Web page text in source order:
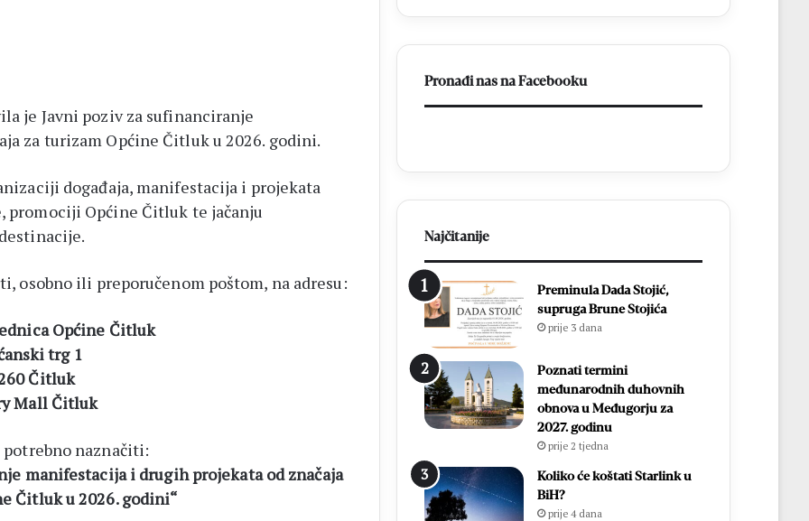
je Javni poziv za sufinanciranje
za turizam Općine Čitluk u 2026. godini.
događaja, manifestacija i projekata
Općine Čitluk te jačanju
osobno ili preporučenom poštom, na adresu:
Općine Čitluk
trg 1
Čitluk
Mall Čitluk
naznačiti:
manifestacija i drugih projekata od značaja
Čitluk u 2026. godini“
otvorila
prema
miru
Pronađi nas na Facebooku
Najčitanije
Preminula Dada Stojić,
supruga Brune Stojića
prije 3 dana
Poznati termini
međunarodnih duhovnih
obnova u Međugorju za
2027. godinu
prije 2 tjedna
Koliko će koštati Starlink u
BiH?
prije 4 dana